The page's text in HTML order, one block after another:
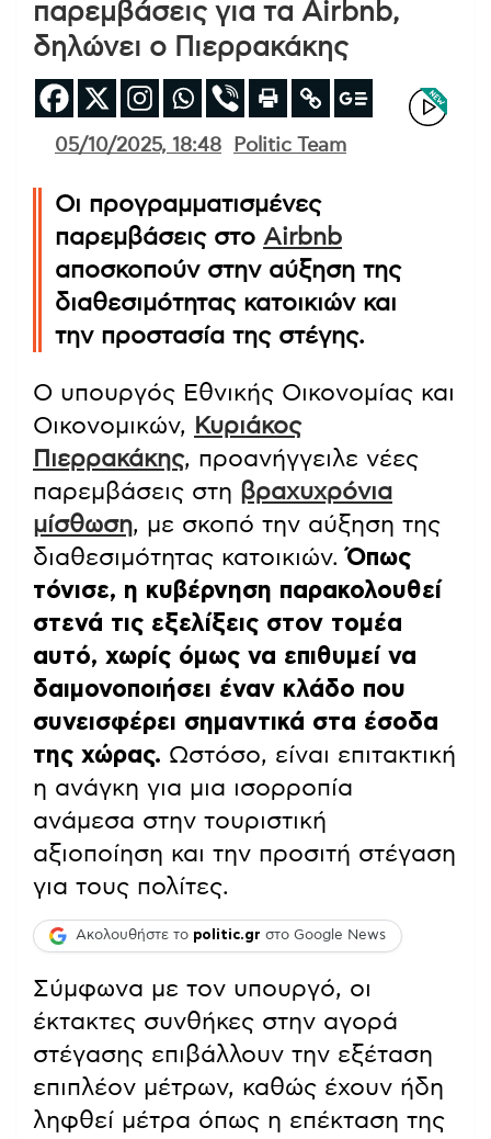
παρεμβάσεις για τα Airbnb,
δηλώνει ο Πιερρακάκης
05/10/2025, 18:48 Politic Team
Οι προγραμματισμένες
παρεμβάσεις στο Airbnb
αποσκοπούν στην αύξηση της
διαθεσιμότητας κατοικιών και
την προστασία της στέγης.
Ο υπουργός Εθνικής Οικονομίας και
Οικονομικών,
Κυριάκος
Πιερρακάκης, προανήγγειλε νέες
παρεμβάσεις στη βραχυχρόνια
μίσθωση, με σκοπό την αύξηση της
διαθεσιμότητας κατοικιών.Όπως
τόνισε, η κυβέρνηση παρακολουθεί
στενά τις εξελίξεις στον τομέα
αυτό, χωρίς όμως να επιθυμεί να
δαιμονοποιήσει έναν κλάδο που
συνεισφέρει σημαντικά στα έσοδα
της χώρας. Ωστόσο, είναι επιτακτική
η ανάγκη για μια ισορροπία
ανάμεσα στην τουριστική
αξιοποίηση και την προσιτή στέγαση
για τους πολίτες.
Ακολουθήστε το politic.gr στο Google News
Σύμφωνα με τον υπουργό, οι
έκτακτες συνθήκες στην αγορά
στέγασης επιβάλλουν την εξέταση
επιπλέον μέτρων, καθώς έχουν ήδη
ληφθεί μέτρα όπως η επέκταση της